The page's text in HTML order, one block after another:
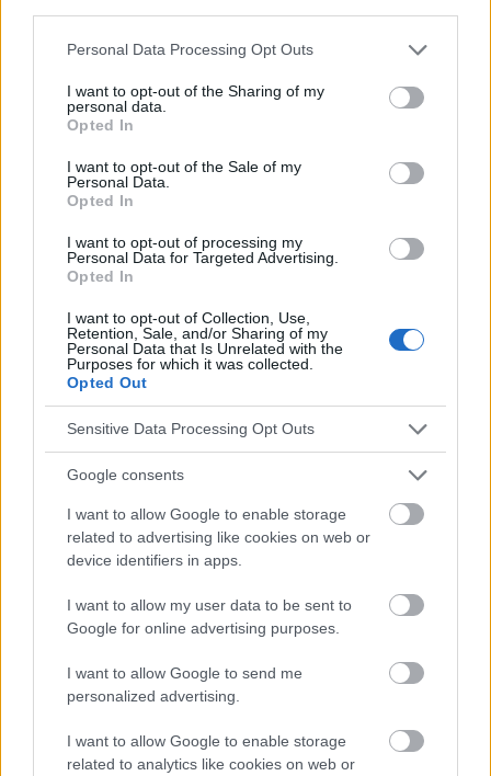
Please note that this website/app uses one or more Google
not limited to your visit or usage behaviour. You may click to
grant or deny consent to Google and its third-party tags to
use your data for below specified purposes in below Google
consent section.
Personal Data Processing Opt Outs
I want to opt-out of the Sharing of my
personal data.
Opted In
I want to opt-out of the Sale of my
Personal Data.
Opted In
I want to opt-out of processing my
Personal Data for Targeted Advertising.
Opted In
I want to opt-out of Collection, Use,
Retention, Sale, and/or Sharing of my
Personal Data that Is Unrelated with the
Purposes for which it was collected.
Opted Out
Sensitive Data Processing Opt Outs
Google consents
I want to allow Google to enable storage
related to advertising like cookies on web or
device identifiers in apps.
I want to allow my user data to be sent to
Google for online advertising purposes.
I want to allow Google to send me
personalized advertising.
I want to allow Google to enable storage
related to analytics like cookies on web or
nous sur
News
Sujets Antioxidants
Faible en calories Santé cardiaque
Voir aussi en
Le contenu et les documents de ce site Web sont éducatifs et
informatifs. L'éditeur et les éditeurs du site ne sont pas
responsables des effets de leur utilisation. Avant d'utiliser les
conseils et astuces contenus dans le site, vous devez
absolument consulter votre médecin.
Publicité: